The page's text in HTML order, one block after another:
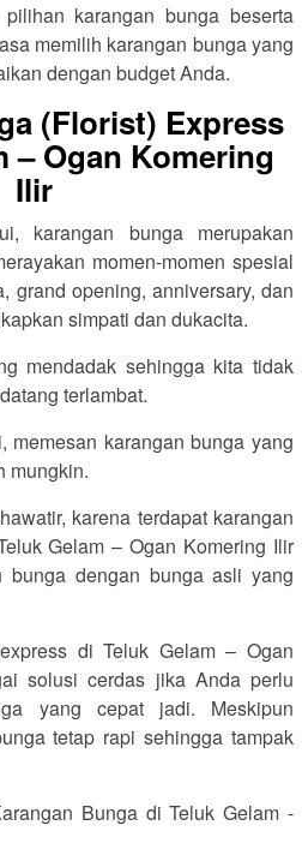
karangan bunga beserta
memilih karangan bunga yang
dengan budget Anda.
(Florist) Express
– Ogan Komering
Ilir
karangan bunga merupakan
momen-momen spesial
grand opening, anniversary, dan
simpati dan dukacita.
mendadak sehingga kita tidak
terlambat.
memesan karangan bunga yang
mungkin.
karena terdapat karangan
Gelam – Ogan Komering Ilir
bunga dengan bunga asli yang
di Teluk Gelam – Ogan
solusi cerdas jika Anda perlu
yang cepat jadi. Meskipun
tetap rapi sehingga tampak